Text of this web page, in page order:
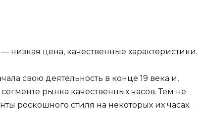
низкая цена, качественные характеристики.
свою деятельность в конце 19 века и,
рынка качественных часов. Тем не
роскошного стиля на некоторых их часах.